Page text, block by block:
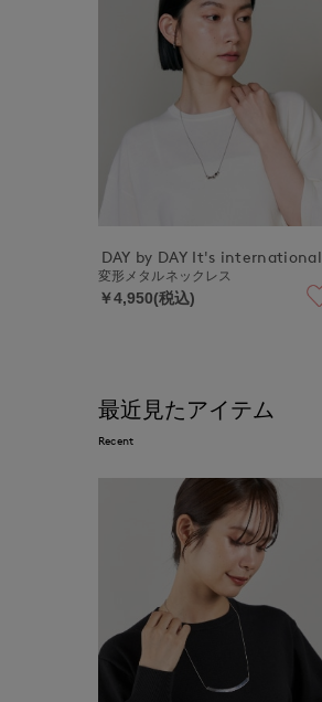
DAY by DAY It's international
変形メタルネックレス
￥4,950(税込)
最近見たアイテム
Recent